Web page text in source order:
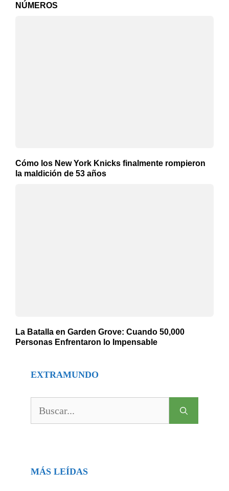
NÚMEROS
Cómo los New York Knicks finalmente rompieron
la maldición de 53 años
La Batalla en Garden Grove: Cuando 50,000
Personas Enfrentaron lo Impensable
EXTRAMUNDO
MÁS LEÍDAS